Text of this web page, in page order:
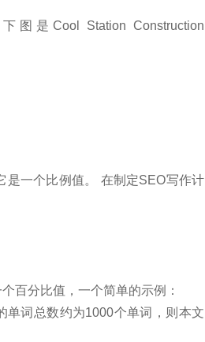
是Cool Station Construction
是一个比例值。 在制定SEO写作计
百分比值，一个简单的示例：
单词总数约为1000个单词，则本文